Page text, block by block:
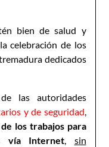
bien de salud y
celebración de los
dedicados
las autoridades
y de seguridad,
los trabajos para
vía Internet, sin